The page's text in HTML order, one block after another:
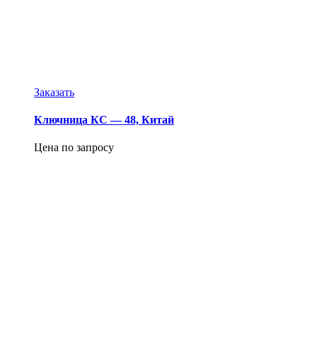
Заказать
Ключница КС — 48, Китай
Цена по запросу